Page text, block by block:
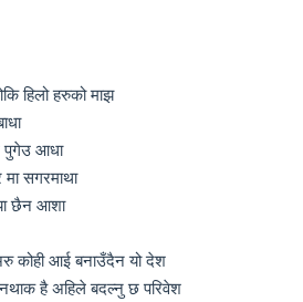
हिलो हरुको माझ
पुगेउ आधा
मा सगरमाथा
छैन आशा
कोही आई बनाउँदैन यो देश
है अहिले बदल्नु छ परिवेश